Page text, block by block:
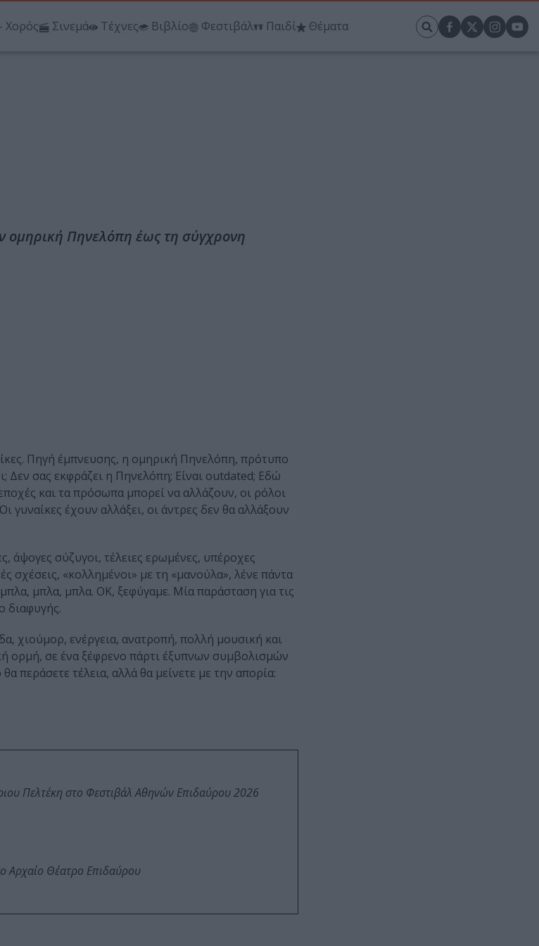
Χορός Σινεμά Τέχνες Βιβλίο Φεστιβάλ Παιδί Θέματα
ομηρική Πηνελόπη έως τη σύγχρονη
Πηγή έμπνευσης, η ομηρική Πηνελόπη, πρότυπο
Δεν σας εκφράζει η Πηνελόπη; Είναι outdated; Εδώ
και τα πρόσωπα μπορεί να αλλάζουν, οι ρόλοι
γυναίκες έχουν αλλάξει, οι άντρες δεν θα αλλάξουν
άψογες σύζυγοι, τέλειες ερωμένες, υπέροχες
σχέσεις, «κολλημένοι» με τη «μανούλα», λένε πάντα
μπλα, μπλα. ΟΚ, ξεφύγαμε. Μία παράσταση για τις
διαφυγής.
χιούμορ, ενέργεια, ανατροπή, πολλή μουσική και
ορμή, σε ένα ξέφρενο πάρτι έξυπνων συμβολισμών
περάσετε τέλεια, αλλά θα μείνετε με την απορία:
Πελτέκη στο Φεστιβάλ Αθηνών Επιδαύρου 2026
Αρχαίο Θέατρο Επιδαύρου